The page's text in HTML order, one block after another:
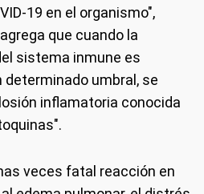
19 en el organismo",
que cuando la
sistema inmune es
determinado umbral, se
inflamatoria conocida
veces fatal reacción en